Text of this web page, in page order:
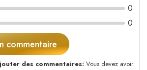
0
0
commentaire
des commentaires: Vous devez avoir